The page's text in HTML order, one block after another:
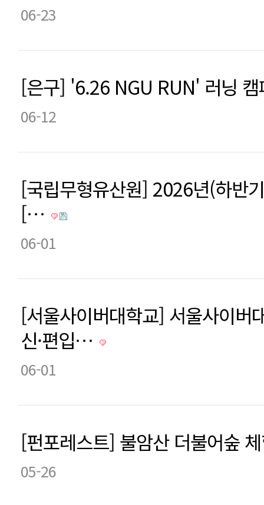
06-23
[은구] '6.26 NGU RUN' 러닝
06-12
[국립무형유산원] 2026년(하반
[…
06-01
[서울사이버대학교] 서울사이버
신·편입…
06-01
[펀포레스트] 불암산 더불어숲
05-26